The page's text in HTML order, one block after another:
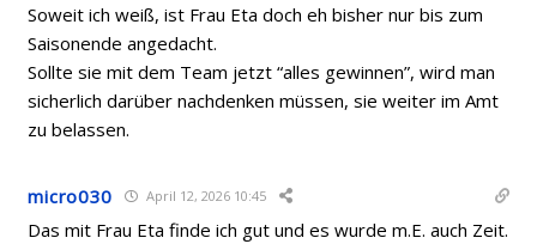
Soweit ich weiß, ist Frau Eta doch eh bisher nur bis zum
Saisonende angedacht.
Sollte sie mit dem Team jetzt “alles gewinnen”, wird man
sicherlich darüber nachdenken müssen, sie weiter im Amt
zu belassen.
micro030 April 12, 2026 10:45
Das mit Frau Eta finde ich gut und es wurde m.E. auch Zeit.